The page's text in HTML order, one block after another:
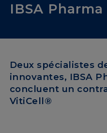
IBSA Pharma
Deux spécialistes
innovantes, IBSA
concluent un
VitiCell®